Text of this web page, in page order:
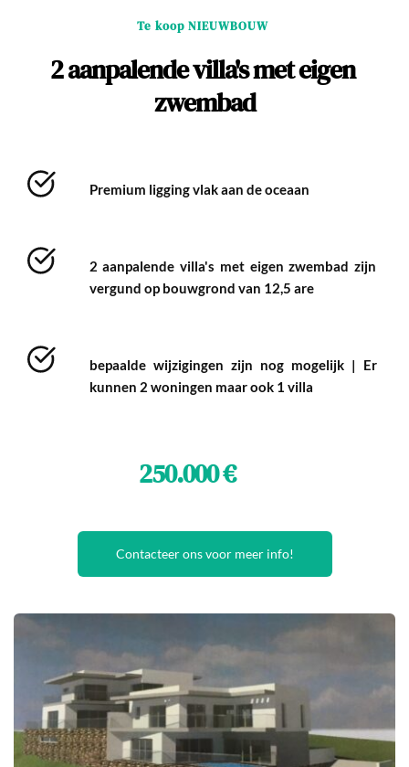
Te koop NIEUWBOUW
2 aanpalende villa's met eigen
zwembad
Premium ligging vlak aan de oceaan
2 aanpalende villa's met eigen zwembad zijn
vergund op bouwgrond van 12,5 are
bepaalde wijzigingen zijn nog mogelijk | Er
kunnen 2 woningen maar ook 1 villa
250.000 €
Contacteer ons voor meer info!